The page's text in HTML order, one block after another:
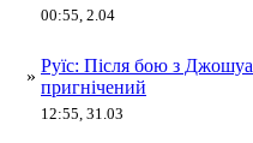
00:55, 2.04
»
Руїс: Після бою з
пригнічений
12:55, 31.03